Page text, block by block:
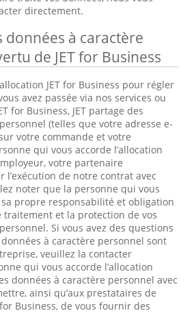
directement.
données à caractère
de JET for Business
JET for Business pour régler
avez passée via nos services ou
for Business, JET partage des
(telles que votre adresse e-
votre commande et votre
qui vous accorde l’allocation
votre partenaire
l’exécution de notre contrat avec
noter que la personne qui vous
sa propre responsabilité et obligation
traitement et la protection de vos
Si vous avez des questions
à caractère personnel sont
veuillez la contacter
qui vous accorde l’allocation
données à caractère personnel avec
ainsi qu’aux prestataires de
Business, de vous fournir des